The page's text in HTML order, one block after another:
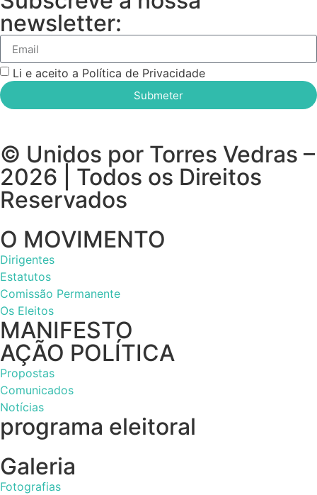
newsletter:
Li e aceito a Política de Privacidade
Submeter
© Unidos por Torres Vedras –
2026 | Todos os Direitos
Reservados
O MOVIMENTO
Dirigentes
Estatutos
Comissão Permanente
Os Eleitos
MANIFESTO
AÇÃO POLÍTICA
Propostas
Comunicados
Notícias
programa eleitoral
Galeria
Fotografias